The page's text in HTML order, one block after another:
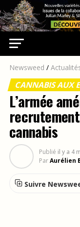
Newsweed /
CANNABIS AUX
L’armée
cannabis
Publié il y a 4
ParAurélien
Suivre